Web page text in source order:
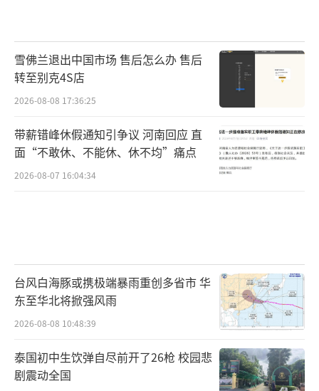
雪佛兰退出中国市场 售后怎么办 售后
转至别克4S店
2026-08-08 17:36:25
带薪错峰休假通知引争议 河南回应 直
面“不敢休、不能休、休不均”痛点
2026-08-07 16:04:34
台风白海豚或携极端暴雨重创多省市 华
东至华北将掀强风雨
2026-08-08 10:48:39
泰国初中生饮弹自尽前开了26枪 校园悲
剧震动全国